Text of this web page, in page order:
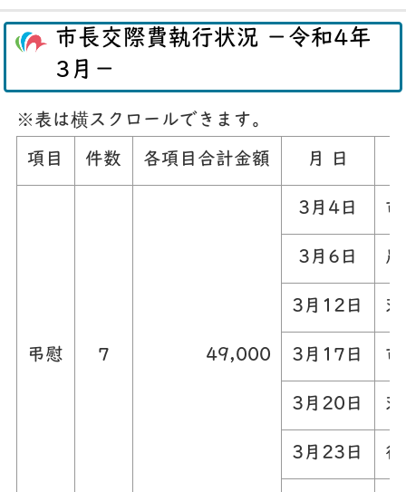
市長交際費執行状況 －令和4年
3月－
※表は横スクロールできます。
項目 件数 各項目合計金額 月 日
弔慰 7 49,000
3月4日
3月6日
3月12日
3月17日
3月20日
3月23日